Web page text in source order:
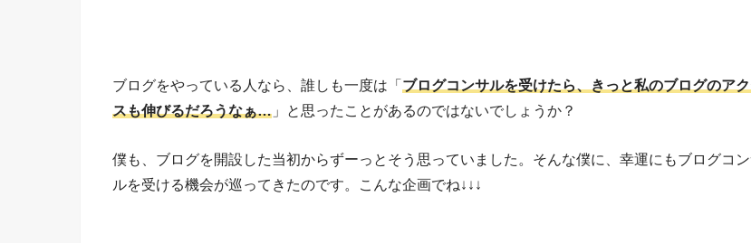
ブログをやっている人なら、誰しも一度は「ブログコンサルを受けたら、きっと私のブログのア
スも伸びるだろうなぁ… 」と思ったことがあるのではないでしょうか？
僕も、ブログを開設した当初からずーっとそう思っていました。そんな僕に、幸運にもブログコ
ルを受ける機会が巡ってきたのです。こんな企画でね↓↓↓